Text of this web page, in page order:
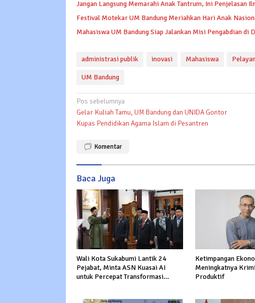
Jangan Langsung Memarahi Anak Tantrum, Ini Penjelasan
Festival Motekar UM Bandung Meriahkan Hari Anak
Mahasiswa UM Bandung Siap Jalankan Misi Pengabdian di
administrasi publik inovasi Mahasiswa
UM Bandung
Navigasi
pos
Pos sebelumnya
Gelar Kuliah Tamu, UM Bandung dan UNIDA Gontor
Kupas Pendidikan Agama Islam di Pesantren
Komentar
Baca Juga
Wali Kota Sukabumi Lantik 24
Pejabat, Minta ASN Kuasai AI
untuk Percepat Transformasi
Ketimpangan
Meningkatnya
Produktif